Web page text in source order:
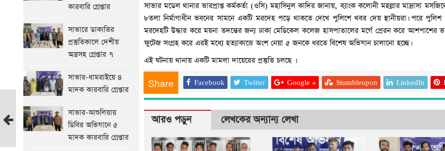
সামনে
রেখে
আশুলিয়ায়
সাভার মডেল থানার ভারপ্রাপ্ত কর্মকর্তা (ওসি) মহাসিনুল কাদির জানায়, ব্যাংক কলোনী মহল্লার মাদ্রাসা
৮তলা নির্মাণাধীন ভবনের সামনে একটি মরদেহ পড়ে থাকতে দেখে পুলিশে খবর দেয় স্থানীয়রা। পরে পুলিশ
মরদেহটি উদ্ধার করে ময়না তদন্তের জন্য ঢাকা মেডিকেল কলেজ হাসপাতালের মর্গে প্রেরন করে আশপাশের
ফুটেজ সংগ্রহ করে এরই মধ্যে হত্যাকান্ডে অংশ নেয়া ৫ জনকে ধরতে বিশেষ অভিযান চালানো হচ্ছে।
এই ঘটনায় থানায় একটি মামলা দায়েরের প্রস্তুতি চলছে ।
Share Facebook Twitter Google + Stumbleupon LinkedIn
আরও পড়ুন লেখকের অন্যান্য লেখা
কারবারি গ্রেপ্তার
সাভারে ডাকাতির
প্রস্তুতিকালে দেশীয়
অস্ত্রসহ গ্রেপ্তার ৭
সাভার-ধামরাইয়ে ৪
মাদক কারবারি গ্রেপ্তার
সাভার-আশুলিয়ায়
ডিবির অভিযানে ৫
মাদক কারবারি গ্রেপ্তার